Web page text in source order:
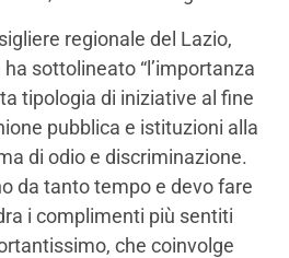
regionale del Lazio,
sottolineato “l’importanza
tipologia di iniziative al fine
pubblica e istituzioni alla
di odio e discriminazione.
da tanto tempo e devo fare
i complimenti più sentiti
che coinvolge